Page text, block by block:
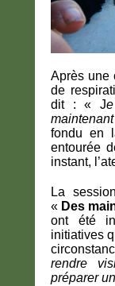
Après une
de
dit : « J
fondu en
entourée
instant,
La
« Des
ont été
initiatives
rendre
préparer